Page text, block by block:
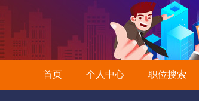
首页 个人中心 职位搜索